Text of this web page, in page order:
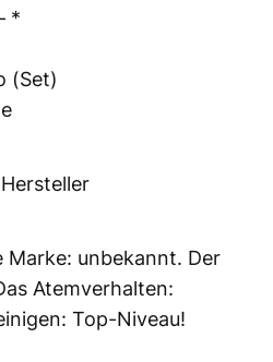
*
(Set)
Marke: unbekannt. Der
Atemverhalten:
Top-Niveau!